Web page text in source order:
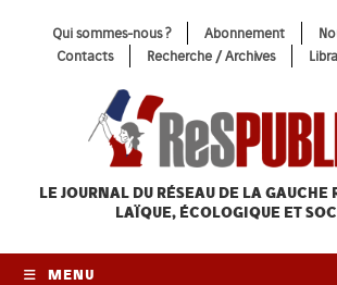
Qui sommes-nous ? Abonnement
Contacts
Recherche / Archives
LE JOURNAL DU RÉSEAU DE LA GAUCHE
LAÏQUE, ÉCOLOGIQUE ET
MENU